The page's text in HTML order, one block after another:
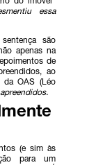
essa
são
apenas na
de
ao
da OAS (Léo
(e sim às
para um